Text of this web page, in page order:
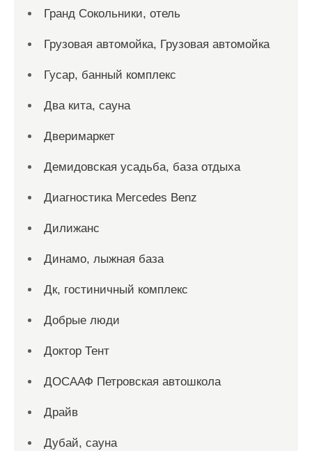
Гранд Сокольники, отель
Грузовая автомойка, Грузовая автомойка
Гусар, банный комплекс
Два кита, сауна
Дверимаркет
Демидовская усадьба, база отдыха
Диагностика Mercedes Benz
Дилижанс
Динамо, лыжная база
Дк, гостиничный комплекс
Добрые люди
Доктор Тент
ДОСААФ Петровская автошкола
Драйв
Дубай, сауна